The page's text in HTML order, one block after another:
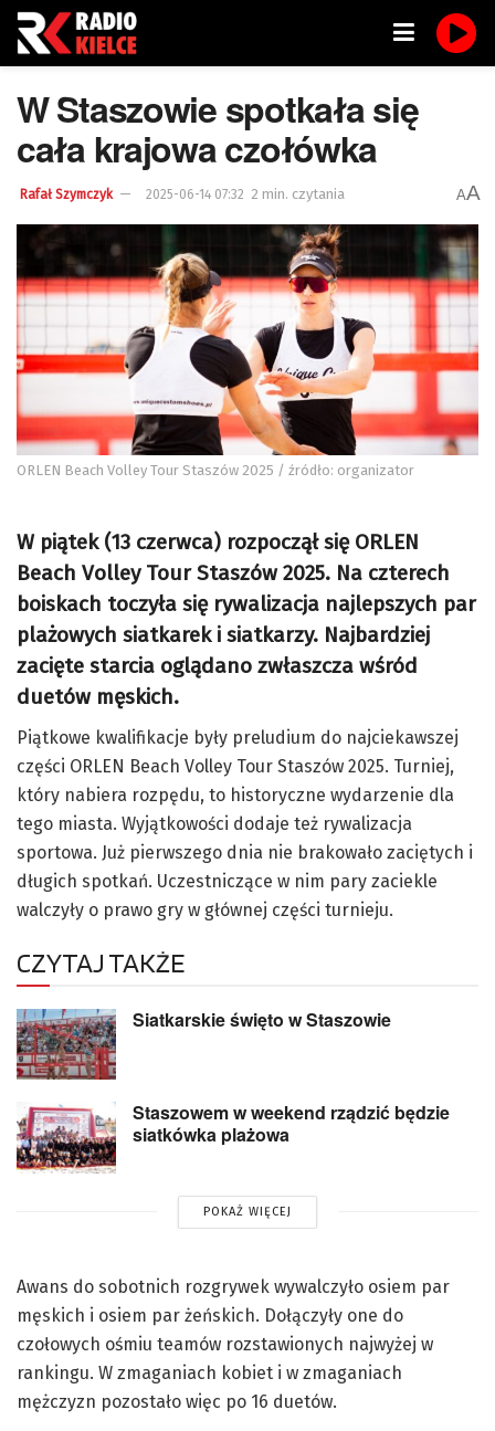
W Staszowie spotkała się
cała krajowa czołówka
Rafał Szymczyk 2025-06-14 07:32 2 min. czytania AA
ORLEN Beach Volley Tour Staszów 2025 / źródło: organizator
W piątek (13 czerwca) rozpoczął się ORLEN
Beach Volley Tour Staszów 2025. Na czterech
boiskach toczyła się rywalizacja najlepszych par
plażowych siatkarek i siatkarzy. Najbardziej
zacięte starcia oglądano zwłaszcza wśród
duetów męskich.
Piątkowe kwalifikacje były preludium do najciekawszej
części ORLEN Beach Volley Tour Staszów 2025. Turniej,
który nabiera rozpędu, to historyczne wydarzenie dla
tego miasta. Wyjątkowości dodaje też rywalizacja
sportowa. Już pierwszego dnia nie brakowało zaciętych i
długich spotkań. Uczestniczące w nim pary zaciekle
walczyły o prawo gry w głównej części turnieju.
CZYTAJ TAKŻE
Siatkarskie święto w Staszowie
Staszowem w weekend rządzić będzie
siatkówka plażowa
POKAŻ WIĘCEJ
Awans do sobotnich rozgrywek wywalczyło osiem par
męskich i osiem par żeńskich. Dołączyły one do
czołowych ośmiu teamów rozstawionych najwyżej w
rankingu. W zmaganiach kobiet i w zmaganiach
mężczyzn pozostało więc po 16 duetów.